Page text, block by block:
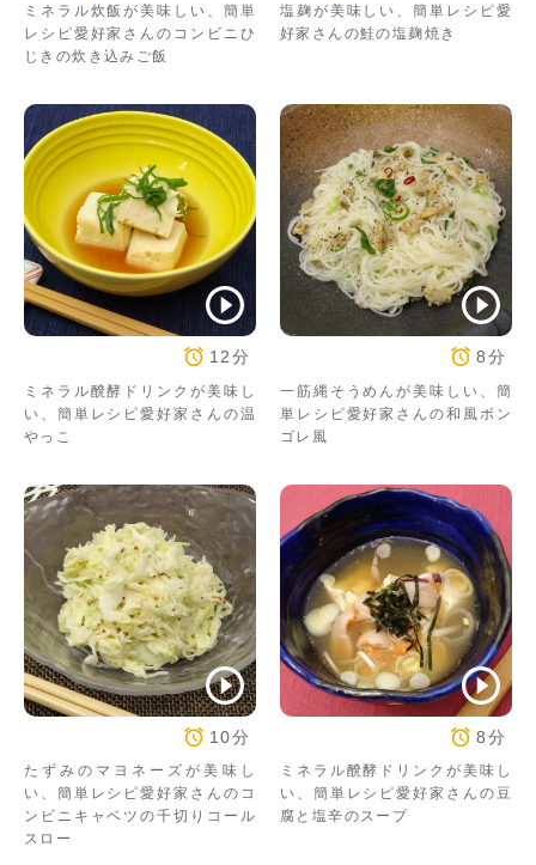
ミネラル炊飯が美味しい、簡単
レシピ愛好家さんのコンビニひ
じきの炊き込みご飯
塩麹が美味しい、簡単レシピ愛
好家さんの鮭の塩麹焼き
12分
ミネラル醗酵ドリンクが美味し
い、簡単レシピ愛好家さんの温
やっこ
8分
一筋縄そうめんが美味しい、簡
単レシピ愛好家さんの和風ボン
ゴレ風
10分
たずみのマヨネーズが美味し
い、簡単レシピ愛好家さんのコ
ンビニキャベツの千切りコール
スロー
8分
ミネラル醗酵ドリンクが美味し
い、簡単レシピ愛好家さんの豆
腐と塩辛のスープ